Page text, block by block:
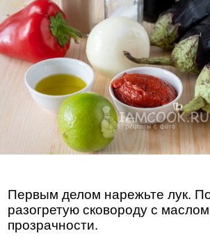
Первым делом нарежьте лук.
разогретую сковороду с
прозрачности.